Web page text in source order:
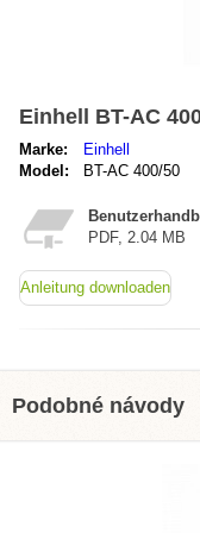
Einhell BT-AC
Marke:
Einhell
Model:
BT-AC 400/50
PDF, 2.04 MB
Anleitung downloaden
Podobné návody